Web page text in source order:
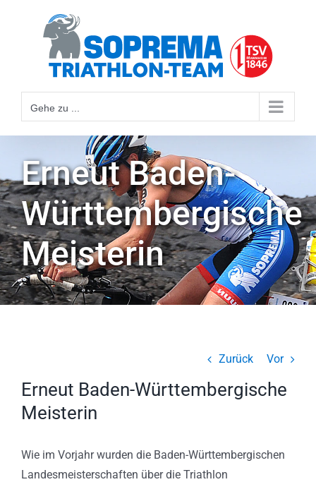
Gehe zu ...
Erneut Baden-
Württembergische
Meisterin
Zurück Vor
Erneut Baden-Württembergische
Meisterin
Wie im Vorjahr wurden die Baden-Württembergischen
Landesmeisterschaften über die Triathlon